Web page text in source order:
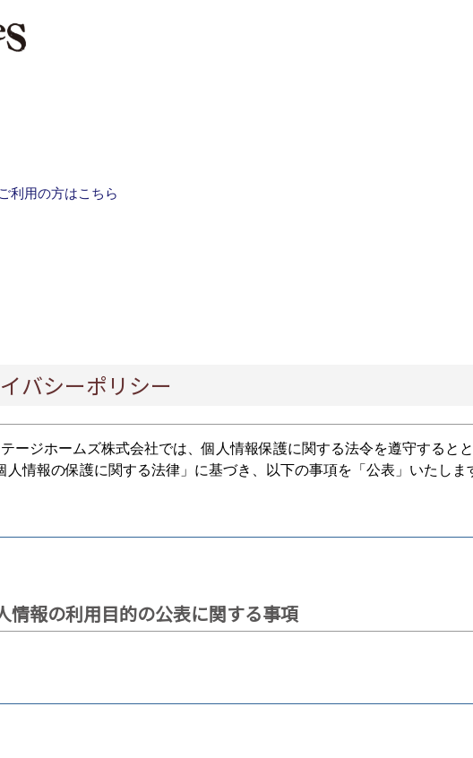
利用の方はこちら
バシーポリシー
ージホームズ株式会社では、個人情報保護に関する法令を遵守すると
人情報の保護に関する法律」に基づき、以下の事項を「公表」いたしま
情報の利用目的の公表に関する事項